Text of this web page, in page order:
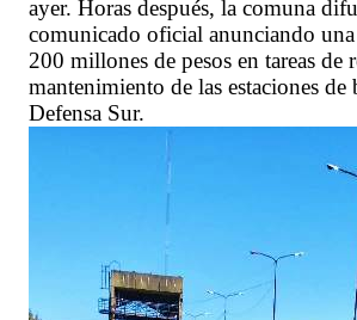
ayer. Horas después, la comuna
comunicado oficial anunciando
200 millones de pesos en tareas de
mantenimiento de las estaciones de
Defensa Sur.